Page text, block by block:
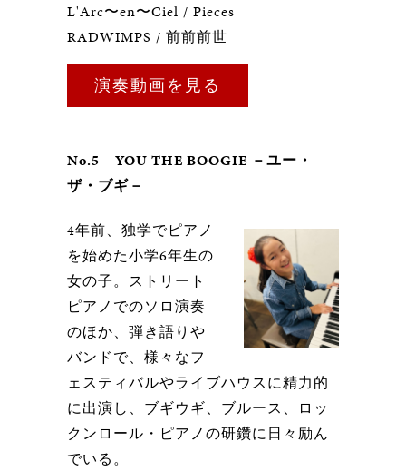
L'Arc〜en〜Ciel / Pieces
RADWIMPS / 前前前世
演奏動画を見る
No.5 YOU THE BOOGIE －ユー・
ザ・ブギ－
4年前、独学でピアノ
を始めた小学6年生の
女の子。ストリート
ピアノでのソロ演奏
のほか、弾き語りや
バンドで、様々なフ
ェスティバルやライブハウスに精力的
に出演し、ブギウギ、ブルース、ロッ
クンロール・ピアノの研鑽に日々励ん
でいる。